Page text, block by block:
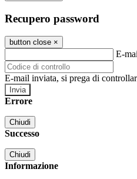
Recupero password
button close ×
E-
E-mail inviata, si prega di
Errore
Chiudi
Successo
Chiudi
Informazione